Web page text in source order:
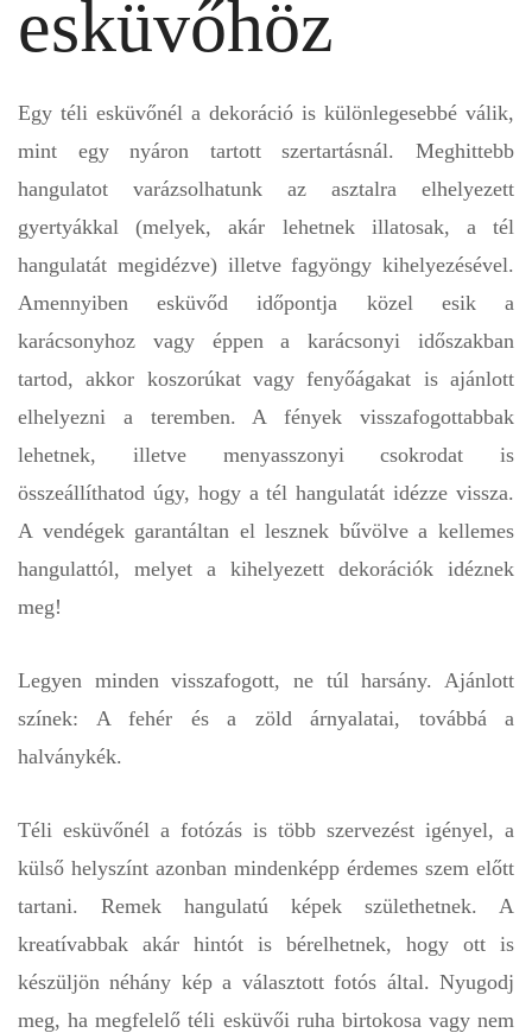
esküvőhöz
Egy téli esküvőnél a dekoráció is különlegesebbé válik,
mint egy nyáron tartott szertartásnál. Meghittebb
hangulatot varázsolhatunk az asztalra elhelyezett
gyertyákkal (melyek, akár lehetnek illatosak, a tél
hangulatát megidézve) illetve fagyöngy kihelyezésével.
Amennyiben esküvőd időpontja közel esik a
karácsonyhoz vagy éppen a karácsonyi időszakban
tartod, akkor koszorúkat vagy fenyőágakat is ajánlott
elhelyezni a teremben. A fények visszafogottabbak
lehetnek, illetve menyasszonyi csokrodat is
összeállíthatod úgy, hogy a tél hangulatát idézze vissza.
A vendégek garantáltan el lesznek bűvölve a kellemes
hangulattól, melyet a kihelyezett dekorációk idéznek
meg!
Legyen minden visszafogott, ne túl harsány. Ajánlott
színek: A fehér és a zöld árnyalatai, továbbá a
halványkék.
Téli esküvőnél a fotózás is több szervezést igényel, a
külső helyszínt azonban mindenképp érdemes szem előtt
tartani. Remek hangulatú képek születhetnek. A
kreatívabbak akár hintót is bérelhetnek, hogy ott is
készüljön néhány kép a választott fotós által. Nyugodj
meg, ha megfelelő téli esküvői ruha birtokosa vagy nem